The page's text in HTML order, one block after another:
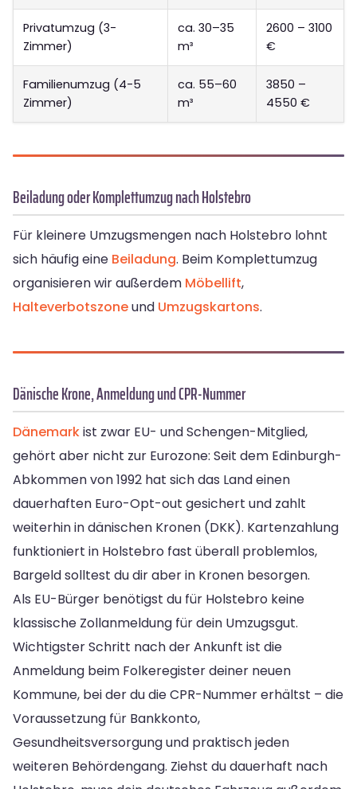
Privatumzug (3-
Zimmer)
ca. 30–35
m³
2600 – 3100
€
Familienumzug (4-5
Zimmer)
ca. 55–60
m³
3850 –
4550 €
Beiladung oder Komplettumzug nach Holstebro
Für kleinere Umzugsmengen nach Holstebro lohnt
sich häufig eine Beiladung. Beim Komplettumzug
organisieren wir außerdem Möbellift,
Halteverbotszoneund Umzugskartons.
Dänische Krone, Anmeldung und CPR-Nummer
Dänemarkist zwar EU- und Schengen-Mitglied,
gehört aber nicht zur Eurozone: Seit dem Edinburgh-
Abkommen von 1992 hat sich das Land einen
dauerhaften Euro-Opt-out gesichert und zahlt
weiterhin in dänischen Kronen (DKK). Kartenzahlung
funktioniert in Holstebro fast überall problemlos,
Bargeld solltest du dir aber in Kronen besorgen.
Als EU-Bürger benötigst du für Holstebro keine
klassische Zollanmeldung für dein Umzugsgut.
Wichtigster Schritt nach der Ankunft ist die
Anmeldung beim Folkeregister deiner neuen
Kommune, bei der du die CPR-Nummer erhältst – die
Voraussetzung für Bankkonto,
Gesundheitsversorgung und praktisch jeden
weiteren Behördengang. Ziehst du dauerhaft nach